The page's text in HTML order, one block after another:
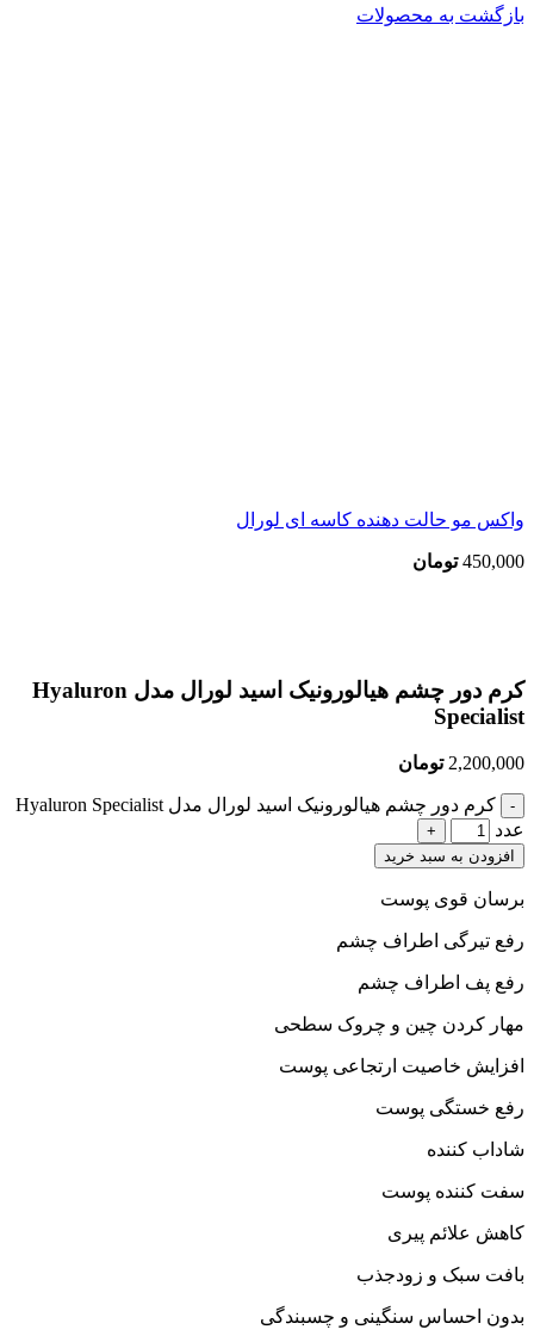
بازگشت به محصولات
واکس مو حالت دهنده کاسه ای لورال
450,000 تومان
کرم دور چشم هیالورونیک اسید لورال مدل Hyaluron
Specialist
2,200,000 تومان
کرم دور چشم هیالورونیک اسید لورال مدل Hyaluron Specialist
عدد
افزودن به سبد خرید
برسان قوی پوست
رفع تیرگی اطراف چشم
رفع پف اطراف چشم
مهار کردن چین و چروک سطحی
افزایش خاصیت ارتجاعی پوست
رفع خستگی پوست
شاداب کننده
سفت کننده پوست
کاهش علائم پیری
بافت سبک و زودجذب
بدون احساس سنگینی و چسبندگی